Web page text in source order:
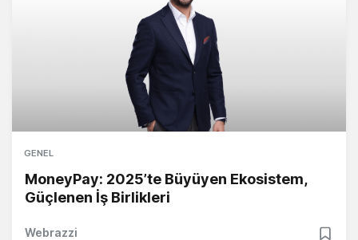
GENEL
MoneyPay: 2025’te Büyüyen Ekosistem,
Güçlenen İş Birlikleri
Webrazzi